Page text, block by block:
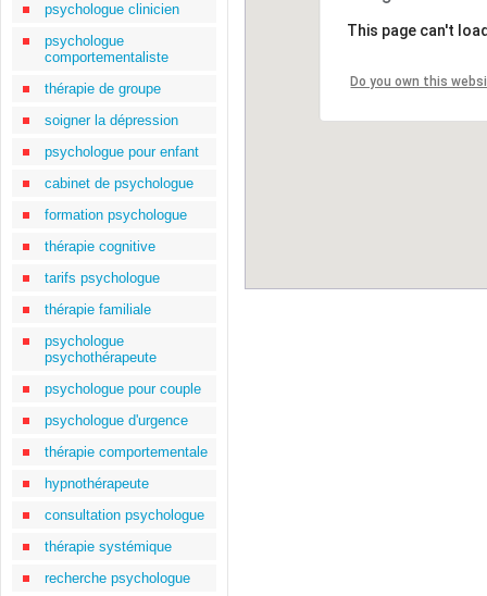
psychologue clinicien
psychologue
comportementaliste
thérapie de groupe
soigner la dépression
psychologue pour enfant
cabinet de psychologue
formation psychologue
thérapie cognitive
tarifs psychologue
thérapie familiale
psychologue
psychothérapeute
psychologue pour couple
psychologue d'urgence
thérapie comportementale
hypnothérapeute
consultation psychologue
thérapie systémique
recherche psychologue
This page can't
Do you own this